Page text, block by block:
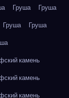
Груша
Груша
Груша
Груша
камень
камень
камень